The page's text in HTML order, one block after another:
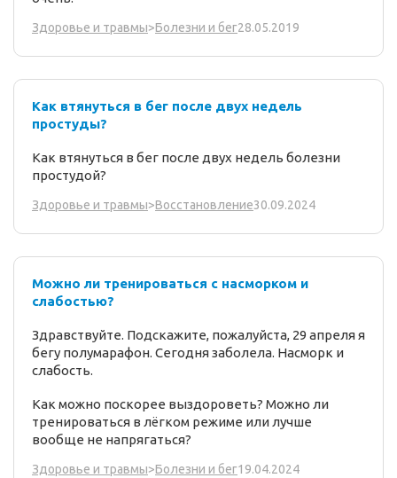
Здоровье и травмы>Болезни и бег28.05.2019
Как втянуться в бег после двух недель
простуды?
Как втянуться в бег после двух недель болезни
простудой?
Здоровье и травмы>Восстановление30.09.2024
Можно ли тренироваться с насморком и
слабостью?
Здравствуйте. Подскажите, пожалуйста, 29 апреля я
бегу полумарафон. Сегодня заболела. Насморк и
слабость.
Как можно поскорее выздороветь? Можно ли
тренироваться в лёгком режиме или лучше
вообще не напрягаться?
Здоровье и травмы>Болезни и бег19.04.2024